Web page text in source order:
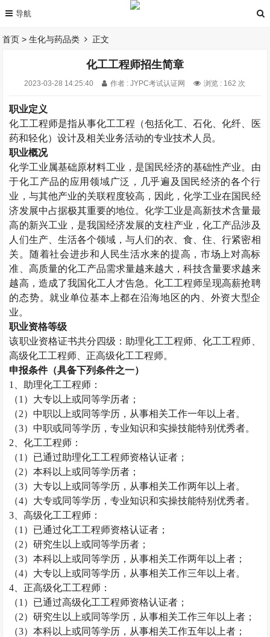
首页 >生化与药品类 正文
化工工程师招生简章
2023-03-28 14:25:40 作者 : JYPC考试认证网 浏览 : 162 次
职业定义
化工工程师是指从事化工工程（包括化工、石化、化纤、医
药和轻化）设计及相关业务活动的专业技术人员。
职业概况
化学工业属基础原材料工业，是国民经济的基础性产业。由
于化工产品的应用领域广泛，几乎遍及国民经济的各个行
业，与其他产业的关联程度较高，因此，化学工业在国民经
济发展中占据极其重要的地位。化学工业是高新技术含量最
高的新兴工业，是我国经济发展的支柱产业，化工产品涉及
人们生产、生活各个领域，与人们的衣、食、住、行紧密相
关。随着社会进步和人民生活水来的提高，市场上对高标
准、高质量的化工产品需求量越来越大，科技含量要求越来
越高，造成了我国化工人才告急。化工工程师呈现高薪抢聘
的态势。就业单位基本上都在沿海地区的内、外资大型企
业。
职业资格等级
该职业资格证书共分四级：助理化工工程师、化工工程师、
高级化工工程师、正高级化工工程师。
申报条件（具备下列条件之一）
1
、助理化工工程师：
（1 ）大专以上或同等学历者；
（2）中职以上或同等学历，从事相关工作一年以上者。
（3）中职或同等学历，专业知识和实操技能特别优秀者。
2 、化工工程师：
（1 ）已通过助理化工工程师资格认证者；
（2）本科以上或同等学历者；
（3）大专以上或同等学历，从事相关工作两年以上者。
（4）大专或同等学历，专业知识和实操技能特别优秀者。
3 、高级化工工程师：
（1 ）已通过化工工程师资格认证者；
（2）研究生以上或同等学历者；
（3）本科以上或同等学历，从事相关工作两年以上者；
（4）大专以上或同等学历，从事相关工作三年以上者。
4 、正高级化工工程师：
（1 ）已通过高级化工工程师资格认证者；
（2）研究生以上或同等学历，从事相关工作三年以上者；
（3）本科以上或同等学历，从事相关工作五年以上者；